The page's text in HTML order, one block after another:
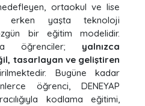
ortaokul ve lise
erken yaşta teknoloji
bir eğitim modelidir.
öğrenciler; yalnızca
tasarlayan ve geliştiren
Bugüne kadar
öğrenci, DENEYAP
kodlama eğitimi,